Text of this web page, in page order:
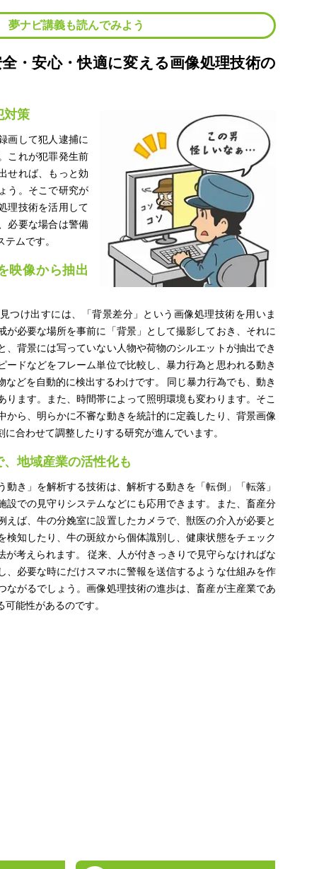
夢ナビ講義も読んでみよう
・安心・快適に変える画像処理技術の
対策
画して犯人逮捕に
これが犯罪発生前
せれば、もっと効
う。そこで研究が
理技術を活用して
必要な場合は警備
ムです。
映像から抽出
つけ出すには、「背景差分」という画像処理技術を用いま
が必要な場所を事前に「背景」として撮影しておき、それに
、背景には写っていない人物や荷物のシルエットが抽出でき
ードなどをフレーム単位で比較し、暴力行為と思われる動き
などを自動的に検出するわけです。 同じ暴力行為でも、動き
ります。また、時間帯によって照明環境も変わります。そこ
から、明らかに不審な動きを統計的に定義したり、背景画像
合わせて調整したりする研究が進んでいます。
地域産業の活性化も
動き」を解析する技術は、解析する動きを「転倒」「転落」
設での見守りシステムなどにも応用できます。また、畜産分
えば、牛の分娩室に設置したカメラで、獣医の介入が必要と
検知したり、牛の斑紋から個体識別し、健康状態をチェック
が考えられます。 従来、人が付きっきりで見守らなければな
、必要な時にだけスマホに警報を送信するような仕組みを作
ながるでしょう。画像処理技術の進歩は、畜産が主産業であ
能性があるのです。